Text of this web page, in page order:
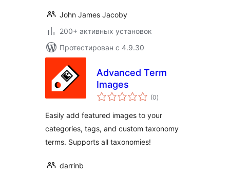
John James Jacoby
200+ активных установок
Протестирован с 4.9.30
Advanced Term
Images
(0общий
рейтинг
)
Easily add featured images to your
categories, tags, and custom taxonomy
terms. Supports all taxonomies!
darrinb